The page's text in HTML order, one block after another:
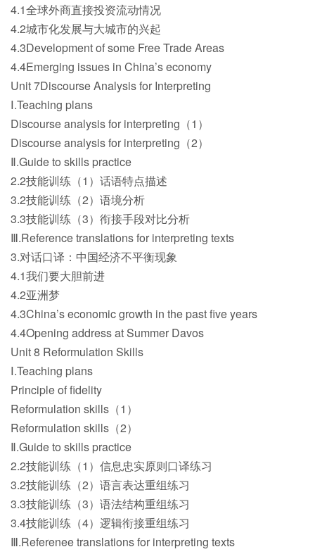
4.1全球外商直接投资流动情况
4.2城市化发展与大城市的兴起
4.3Development of some Free Trade Areas
4.4Emerging issues in China’s economy
Unit 7Discourse Analysis for Interpreting
Ⅰ.Teaching plans
Discourse analysis for interpreting（1）
Discourse analysis for interpreting（2）
Ⅱ.Guide to skills practice
2.2技能训练（1）话语特点描述
3.2技能训练（2）语境分析
3.3技能训练（3）衔接手段对比分析
Ⅲ.Reference translations for interpreting texts
3.对话口译：中国经济不平衡现象
4.1我们要大胆前进
4.2亚洲梦
4.3China’s economic growth in the past five years
4.4Opening address at Summer Davos
Unit 8 Reformulation Skills
Ⅰ.Teaching plans
Principle of fidelity
Reformulation skills（1）
Reformulation skills（2）
Ⅱ.Guide to skills practice
2.2技能训练（1）信息忠实原则口译练习
3.2技能训练（2）语言表达重组练习
3.3技能训练（3）语法结构重组练习
3.4技能训练（4）逻辑衔接重组练习
Ⅲ.Referenee translations for interpreting texts